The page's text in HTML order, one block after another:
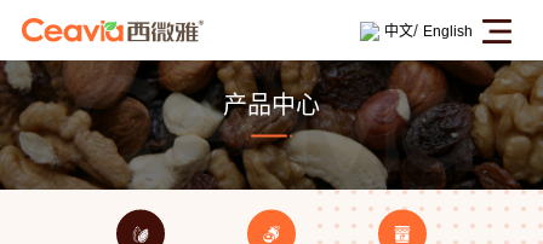
中文/ English
产品中心